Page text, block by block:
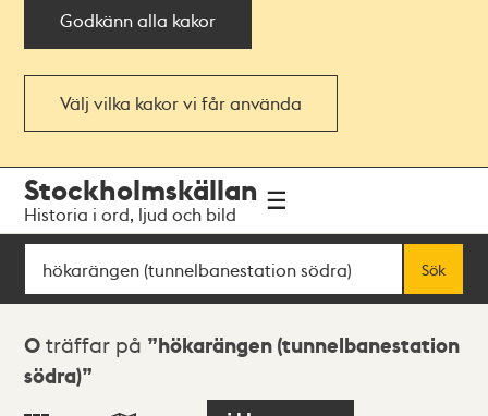
Godkänn alla kakor
Välj vilka kakor vi får använda
navigationen
huvudinnehållet
Stockholmskällan
Historia i ord, ljud och bild
Sök
Sök
Sökresultat
0 träffar på
hökarängen (tunnelbanestation
södra)